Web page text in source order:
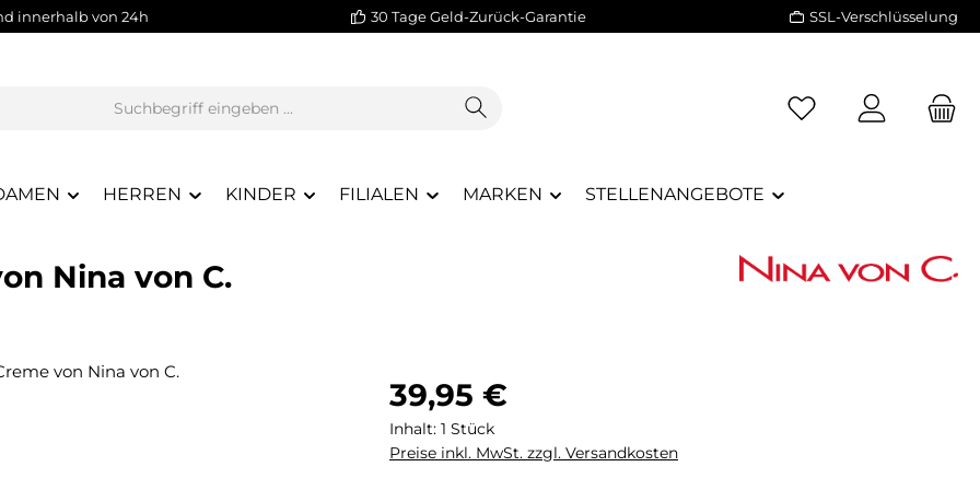
innerhalb von 24h 30 Tage Geld-Zurück-Garantie SSL-Verschlüsselung
HERREN KINDER FILIALEN MARKEN STELLENANGEBOTE
Nina von C.
Regulärer Preis:
39,95 €
Inhalt: 1 Stück
Preise inkl. MwSt. zzgl. Versandkosten